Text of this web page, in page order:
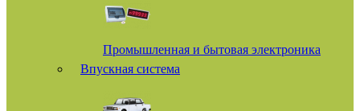
Промышленная и бытовая электроника
Впускная система